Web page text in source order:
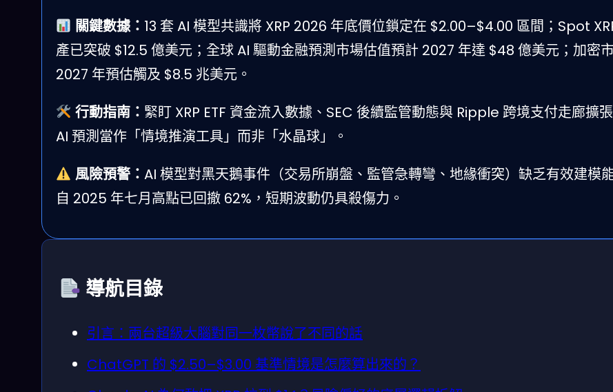
關鍵數據： 13 套 AI 模型共識將 XRP 2026 年底價位鎖定在 $2.00–$4.00 區間；Spot
產已突破 $12.5 億美元；全球 AI 驅動金融預測市場估值預計 2027 年達 $48 億美元；加密
2027 年預估觸及 $8.5 兆美元。
行動指南： 緊盯 XRP ETF 資金流入數據、SEC 後續監管動態與 Ripple 跨境支付走廊擴
AI 預測當作「情境推演工具」而非「水晶球」。
風險預警： AI 模型對黑天鵝事件（交易所崩盤、監管急轉彎、地緣衝突）缺乏有效建模
自 2025 年七月高點已回撤 62%，短期波動仍具殺傷力。
導航目錄
引言：兩台超級大腦對同一枚幣說了不同的話
ChatGPT 的 $2.50–$3.00 基準情境是怎麼算出來的？